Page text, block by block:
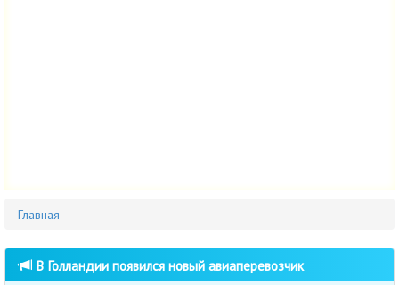
Главная
В Голландии появился новый авиаперевозчик